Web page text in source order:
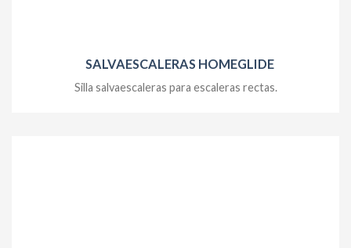
SALVAESCALERAS HOMEGLIDE
Silla salvaescaleras para escaleras rectas.